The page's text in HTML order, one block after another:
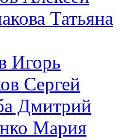
Татьяна
Игорь
Сергей
Дмитрий
Мария